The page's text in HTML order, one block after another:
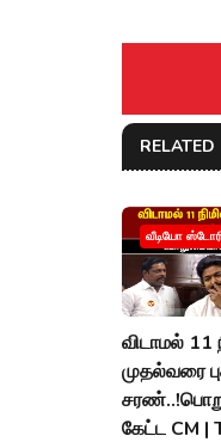
வீடியோ
விடாமல் 11
முதல்வரை
கேட்ட CM |